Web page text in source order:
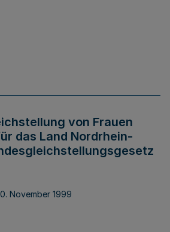
von Frauen
das Land Nordrhein-
November 1999